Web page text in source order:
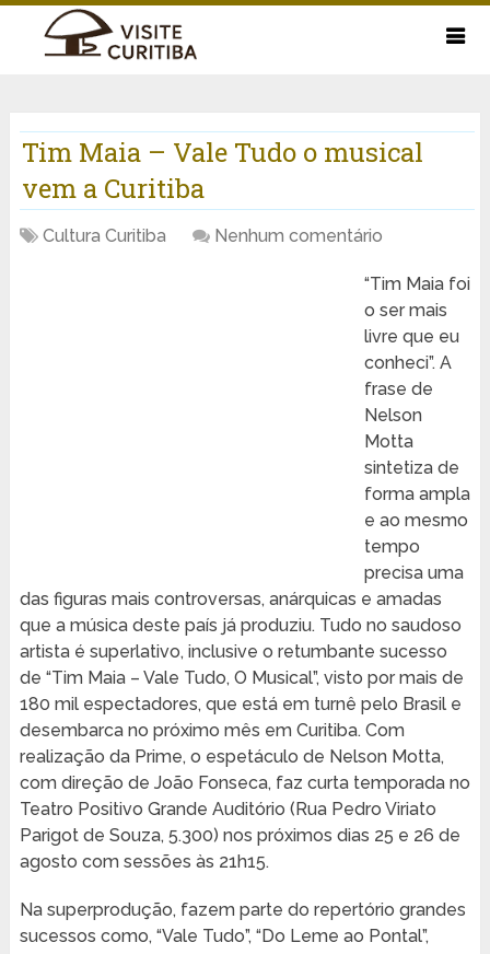
Tim Maia – Vale Tudo o musical
vem a Curitiba
Cultura Curitiba Nenhum comentário
“Tim Maia foi
o ser mais
livre que eu
conheci”. A
frase de
Nelson
Motta
sintetiza de
forma ampla
e ao mesmo
tempo
precisa uma
das figuras mais controversas, anárquicas e amadas
que a música deste país já produziu. Tudo no saudoso
artista é superlativo, inclusive o retumbante sucesso
de “Tim Maia – Vale Tudo, O Musical”, visto por mais de
180 mil espectadores, que está em turnê pelo Brasil e
desembarca no próximo mês em Curitiba. Com
realização da Prime, o espetáculo de Nelson Motta,
com direção de João Fonseca, faz curta temporada no
Teatro Positivo Grande Auditório (Rua Pedro Viriato
Parigot de Souza, 5.300) nos próximos dias 25 e 26 de
agosto com sessões às 21h15.
Na superprodução, fazem parte do repertório grandes
sucessos como, “Vale Tudo”, “Do Leme ao Pontal”,